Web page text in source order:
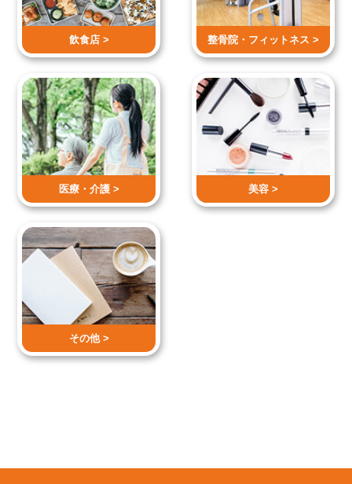
飲食店 > 整骨院・ フィットネス >
医療・介護 > 美容 >
その他 >